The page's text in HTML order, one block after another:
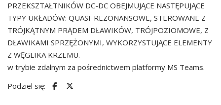
PRZEKSZTAŁTNIKÓW DC-DC OBEJMUJĄCE NASTĘPUJĄCE
TYPY UKŁADÓW: QUASI-REZONANSOWE, STEROWANE Z
TRÓJKĄTNYM PRĄDEM DŁAWIKÓW, TRÓJPOZIOMOWE, Z
DŁAWIKAMI SPRZĘŻONYMI, WYKORZYSTUJĄCE ELEMENTY
Z WĘGLIKA KRZEMU.
w trybie zdalnym za pośrednictwem platformy MS Teams.
Podziel się: